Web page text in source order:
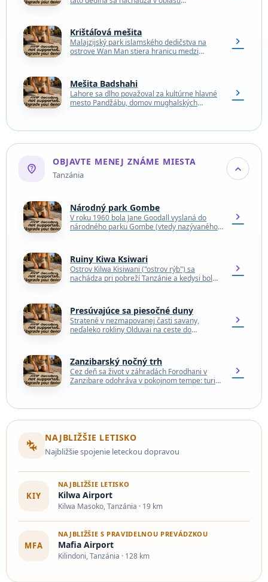
Krištáľová mešita
Malajzijský park islamského dedičstva na
ostrove Wan Man stiera hranicu medzi
chevron_right
Mešita Badshahi
Lahore sa dlho považoval za kultúrne hlavné
mesto Pandžábu, domov mughalských
chevron_right
not_listed_location
OBJAVTE MENEJ ZNÁME MIESTA
Tanzánia expand_more
Národný park Gombe
V roku 1960 bola Jane Goodall vyslaná do
národného parku Gombe (vtedy nazývaného
chevron_right
Ruiny Kiwa Ksiwari
Ostrov Kilwa Kisiwani ("ostrov rýb") sa
nachádza pri pobreží Tanzánie a kedysi bol
chevron_right
Presúvajúce sa piesočné duny
Stratené v nezmapovanej časti savany,
neďaleko rokliny Olduvai na ceste do
chevron_right
Zanzibarský nočný trh
Cez deň sa život v záhradách Forodhani v
Zanzibare odohráva v pokojnom tempe: turisti
chevron_right
connecting_airports
NAJBLIŽŠIE LETISKO
Najbližšie spojenie leteckou dopravou
KIY
NAJBLIŽŠIE LETISKO
Kilwa Airport
Kilwa Masoko, Tanzánia · 19 km
MFA
NAJBLIŽŠIE S PRAVIDELNOU PREVÁDZKOU
Mafia Airport
Kilindoni, Tanzánia · 128 km